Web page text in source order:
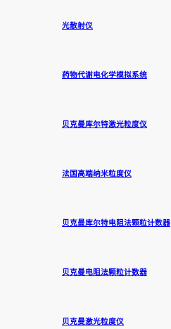
光散射仪
药物代谢电化学模拟系统
贝克曼库尔特激光粒度仪
法国高端纳米粒度仪
贝克曼库尔特电阻法颗粒计数器
贝克曼电阻法颗粒计数器
贝克曼激光粒度仪